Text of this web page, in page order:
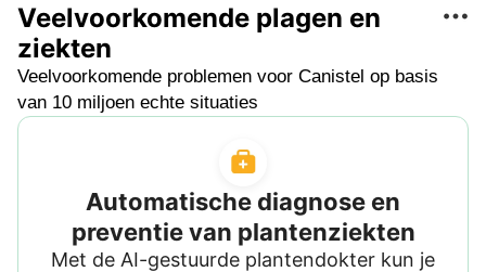
Veelvoorkomende plagen en
ziekten
Veelvoorkomende problemen voor Canistel op basis
van 10 miljoen echte situaties
Automatische diagnose en
preventie van plantenziekten
Met de AI-gestuurde plantendokter kun je